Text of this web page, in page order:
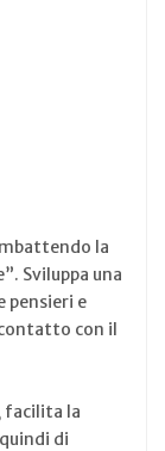
la
Sviluppa una
pensieri e
con il
facilita la
di